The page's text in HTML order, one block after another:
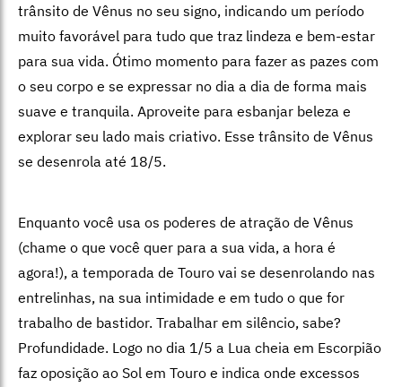
trânsito de Vênus no seu signo, indicando um período
muito favorável para tudo que traz lindeza e bem-estar
para sua vida. Ótimo momento para fazer as pazes com
o seu corpo e se expressar no dia a dia de forma mais
suave e tranquila. Aproveite para esbanjar beleza e
explorar seu lado mais criativo. Esse trânsito de Vênus
se desenrola até 18/5.
Enquanto você usa os poderes de atração de Vênus
(chame o que você quer para a sua vida, a hora é
agora!), a temporada de Touro vai se desenrolando nas
entrelinhas, na sua intimidade e em tudo o que for
trabalho de bastidor. Trabalhar em silêncio, sabe?
Profundidade. Logo no dia 1/5 a Lua cheia em Escorpião
faz oposição ao Sol em Touro e indica onde excessos